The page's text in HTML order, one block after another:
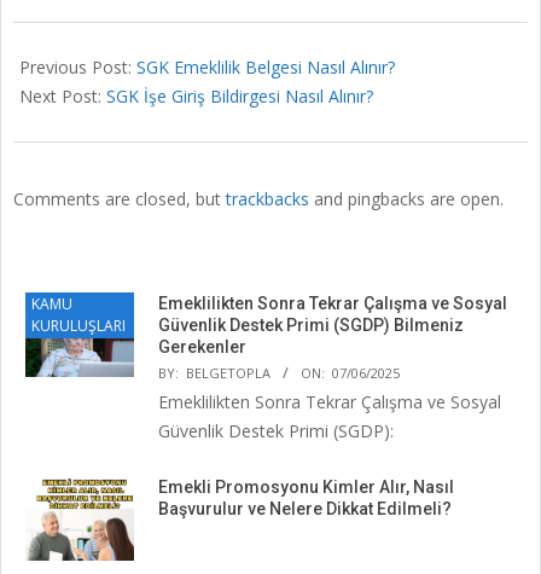
Previous Post: SGK Emeklilik Belgesi Nasıl Alınır?
Next Post: SGK İşe Giriş Bildirgesi Nasıl Alınır?
Comments are closed, buttrackbacks and pingbacks are open.
KAMU
KURULUŞLARI
Emeklilikten Sonra Tekrar Çalışma ve Sosyal
Güvenlik Destek Primi (SGDP) Bilmeniz
Gerekenler
BY: BELGETOPLA ON: 07/06/2025
Emeklilikten Sonra Tekrar Çalışma ve Sosyal
Güvenlik Destek Primi (SGDP):
Emekli Promosyonu Kimler Alır, Nasıl
Başvurulur ve Nelere Dikkat Edilmeli?